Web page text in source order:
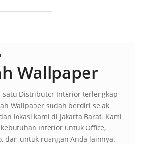
Wallpaper
satu Distributor Interior terlengkap
Wallpaper sudah berdiri sejak
lokasi kami di Jakarta Barat. Kami
Interior untuk Office,
dan untuk ruangan Anda lainnya.